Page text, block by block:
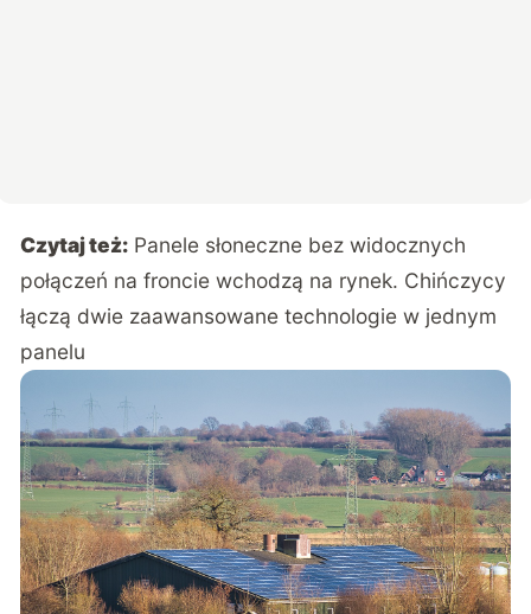
Czytaj też: Panele słoneczne bez widocznych
połączeń na froncie wchodzą na rynek. Chińczycy
łączą dwie zaawansowane technologie w jednym
panelu